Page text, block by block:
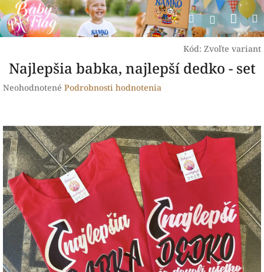
Prejsť
na
obsah
Hľadať
Kód: Zvoľte variant
Najlepšia babka, najlepší dedko - set
Priemerné
0,0
z
5
hviezdičiek.
Neohodnotené Podrobnosti hodnotenia